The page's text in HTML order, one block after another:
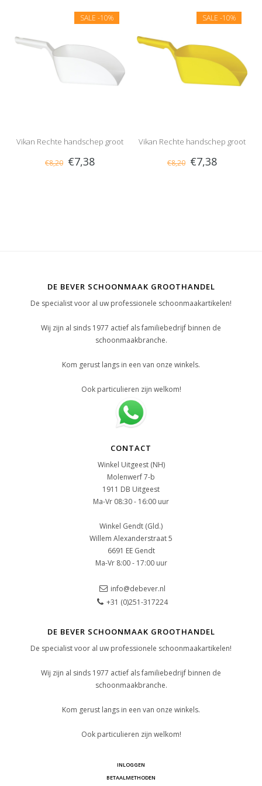
SALE -10%
Vikan Rechte handschep groot
2 liter, Wit
€8,20 €7,38
SALE -10%
Vikan Rechte handschep groot
2 liter, Geel
€8,20 €7,38
DE BEVER SCHOONMAAK GROOTHANDEL
De specialist voor al uw professionele schoonmaakartikelen!
Wij zijn al sinds 1977 actief als familiebedrijf binnen de
schoonmaakbranche.
Kom gerust langs in een van onze winkels.
Ook particulieren zijn welkom!
CONTACT
Winkel Uitgeest (NH)
Molenwerf 7-b
1911 DB Uitgeest
Ma-Vr 08:30 - 16:00 uur
Winkel Gendt (Gld.)
Willem Alexanderstraat 5
6691 EE Gendt
Ma-Vr 8:00 - 17:00 uur
info@debever.nl
+31 (0)251-317224
DE BEVER SCHOONMAAK GROOTHANDEL
De specialist voor al uw professionele schoonmaakartikelen!
Wij zijn al sinds 1977 actief als familiebedrijf binnen de
schoonmaakbranche.
Kom gerust langs in een van onze winkels.
Ook particulieren zijn welkom!
INLOGGEN
BETAALMETHODEN